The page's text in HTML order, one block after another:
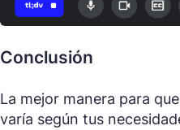
Conclusión
La mejor manera para
varía según tus